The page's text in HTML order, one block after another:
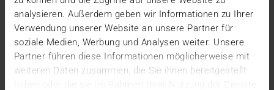
analysieren. Außerdem geben wir Informationen zu Ihrer
Verwendung unserer Website an unsere Partner für
soziale Medien, Werbung und Analysen weiter. Unsere
Partner führen diese Informationen möglicherweise mit
weiteren Daten zusammen, die Sie ihnen bereitgestellt
VISUS HEALTH IT
MEHR ERFAHREN